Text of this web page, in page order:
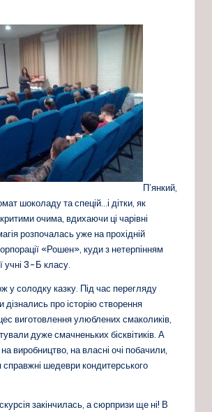
П’янкий,
шоколаду та спецій…і дітки, як
очима, вдихаючи ці чарівні
розпочалась уже на прохідній
«Рошен», куди з нетерпінням
учні 3-Б класу.
у солодку казку. Під час перегляду
дізнались про історію створення
виготовлення улюблених смаколиків,
дуже смачненьких бісквітиків. А
виробництво, на власні очі побачили,
шедеври кондитерського
закінчилась, а сюрпризи ще ні! В